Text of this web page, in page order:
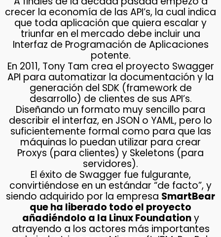
crecer la economía de las API’s, la cual indica
que toda aplicación que quiera escalar y
triunfar en el mercado debe incluir una
Interfaz de Programación de Aplicaciones
potente.
En 2011, Tony Tam crea el proyecto Swagger
API para automatizar la documentación y la
generación del SDK (framework de
desarrollo) de clientes de sus API’s.
Diseñando un formato muy sencillo para
describir el interfaz, en JSON o YAML, pero lo
suficientemente formal como para que las
máquinas lo puedan utilizar para crear
Proxys (para clientes) y Skeletons (para
servidores).
El éxito de Swagger fue fulgurante,
convirtiéndose en un estándar “de facto”, y
siendo adquirido por la empresa SmartBear
que ha liberado todo el proyecto
añadiéndolo a la Linux Foundationy
atrayendo a los actores más importantes